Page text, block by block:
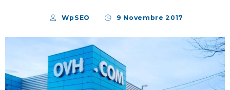
WpSEO 9 Novembre 2017